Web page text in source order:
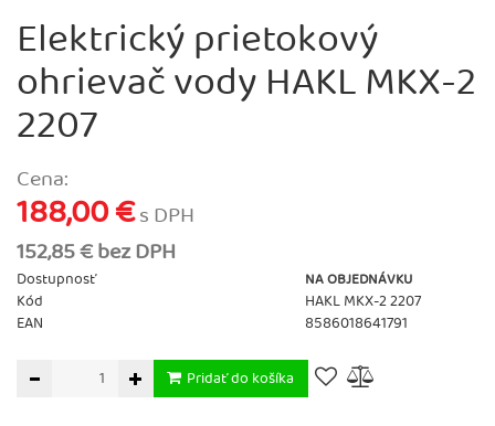
Elektrický prietokový
ohrievač vody HAKL MKX-2
2207
Cena:
188,00 €s DPH
152,85 € bez DPH
Dostupnosť NA OBJEDNÁVKU
Kód
HAKL MKX-2 2207
EAN
8586018641791
Pridať do košíka